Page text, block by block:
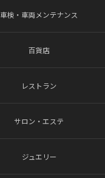
車検・車両メンテナンス
百貨店
レストラン
サロン・エステ
ジュエリー